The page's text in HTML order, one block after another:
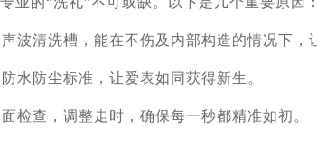
清洗槽，能在不伤及内部构造的情况下，
防尘标准，让爱表如同获得新生。
查，调整走时，确保每一秒都精准如初。